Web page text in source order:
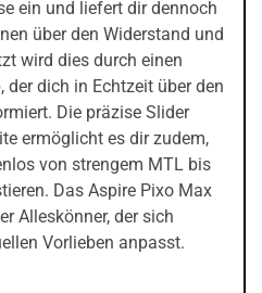
ein und liefert dir dennoch
über den Widerstand und
wird dies durch einen
der dich in Echtzeit über den
Die präzise Slider
ermöglicht es dir zudem,
von strengem MTL bis
Das Aspire Pixo Max
Alleskönner, der sich
Vorlieben anpasst.